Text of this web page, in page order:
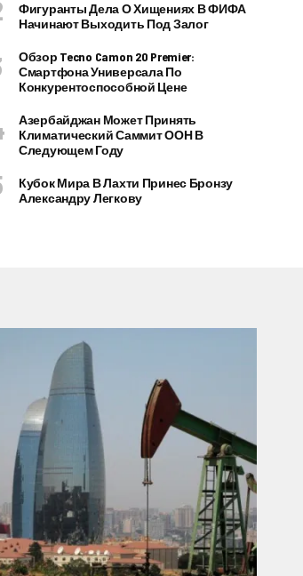
Фигуранты Дела О Хищениях В ФИФА
Начинают Выходить Под Залог
Обзор Tecno Camon 20 Premier:
Смартфона Универсала По
Конкурентоспособной Цене
Азербайджан Может Принять
Климатический Саммит ООН В
Следующем Году
Кубок Мира В Лахти Принес Бронзу
Александру Легкову